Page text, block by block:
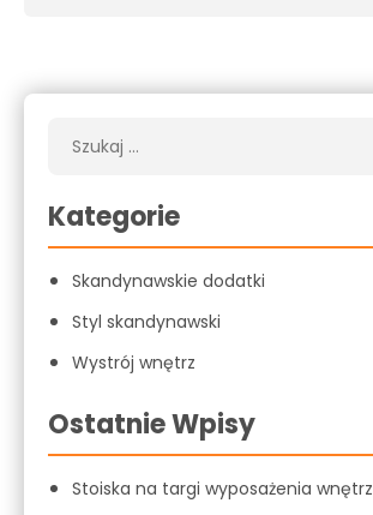
Kategorie
Skandynawskie dodatki
Styl skandynawski
Wystrój wnętrz
Ostatnie Wpisy
Stoiska na targi wyposażenia wnętrz